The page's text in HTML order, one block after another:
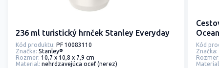
236 ml turistický hrnček Stanley Everyday
Kód produktu: PF 10083110
Značka: Stanley®
Rozmer: 10,7 x 10,8 x 7,9 cm
Material: nehrdzavejúca oceľ (nerez)
Kód
Značka: